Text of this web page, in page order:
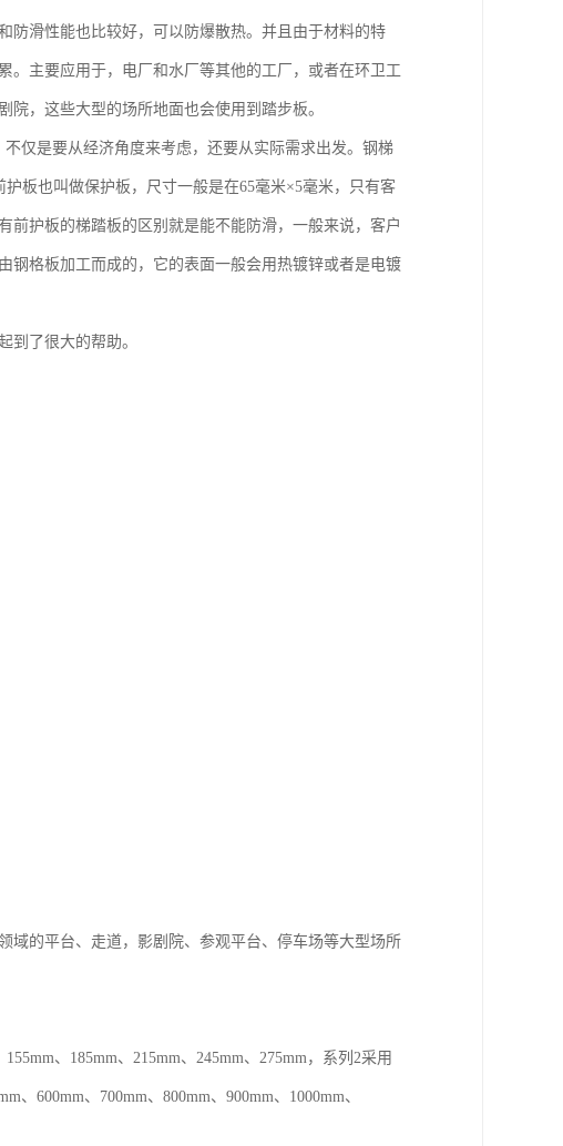
防滑性能也比较好，可以防爆散热。并且由于材料的特
。主要应用于，电厂和水厂等其他的工厂，或者在环卫工
，这些大型的场所地面也会使用到踏步板。
仅是要从经济角度来考虑，还要从实际需求出发。钢梯
板也叫做保护板，尺寸一般是在65毫米×5毫米，只有客
前护板的梯踏板的区别就是能不能防滑，一般来说，客户
钢格板加工而成的，它的表面一般会用热镀锌或者是电镀
到了很大的帮助。
域的平台、走道，影剧院、参观平台、停车场等大型场所
、185mm、215mm、245mm、275mm，系列2采用
、600mm、700mm、800mm、900mm、1000mm、